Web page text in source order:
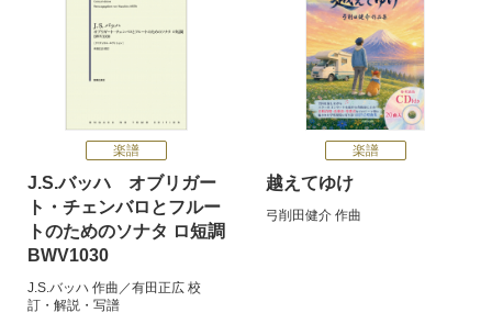
楽譜
J.S.バッハ オブリガー
ト・チェンバロとフルー
トのためのソナタ ロ短調
BWV1030
J.S.バッハ 作曲／有田正広 校
訂・解説・写譜
楽譜
越えてゆけ
弓削田健介 作曲